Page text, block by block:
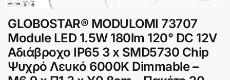
GLOBOSTAR® MODULOMI 73707
Module LED 1.5W 180lm 120° DC 12V
Αδιάβροχο IP65 3 x SMD5730 Chip
Ψυχρό Λευκό 6000K Dimmable –